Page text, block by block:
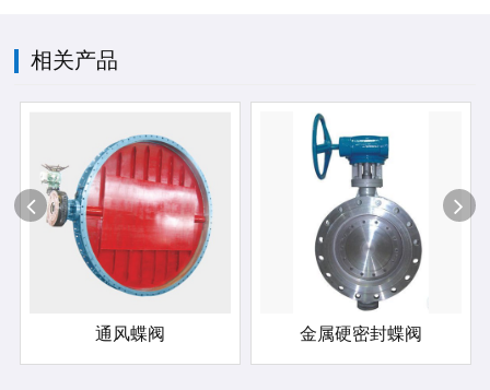
相关产品
通风蝶阀 金属硬密封蝶阀